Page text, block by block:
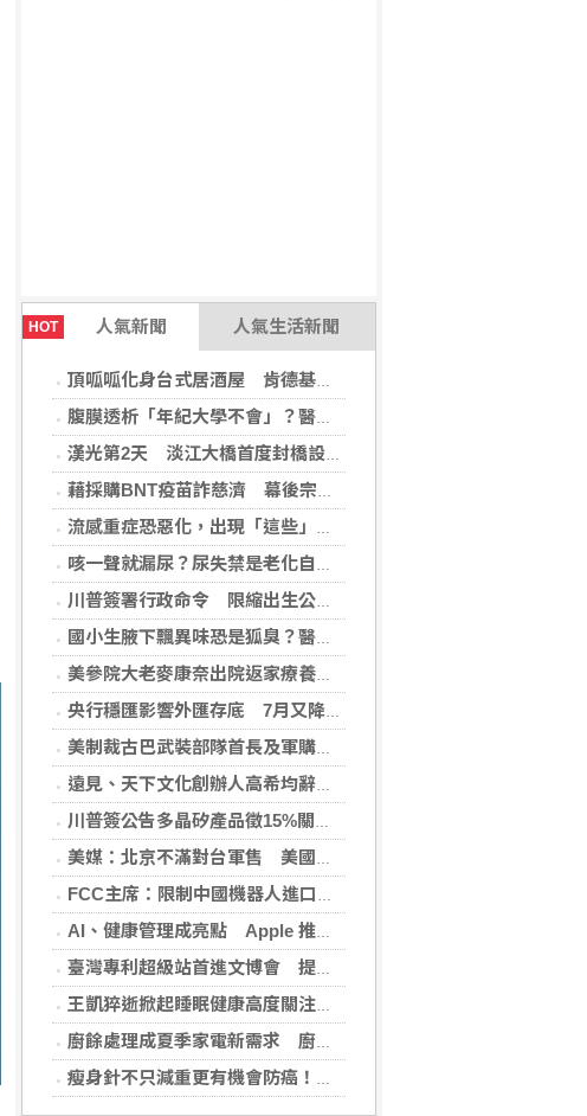
HOT 人氣新聞 人氣生活新聞
頂呱呱化身台式居酒屋 肯德基聯名EVA攻漫迷
腹膜透析「年紀大學不會」？醫：年齡並非限制 評估還要看3面向
漢光第2天 淡江大橋首度封橋設3防線阻敵直衝中樞
藉採購BNT疫苗詐慈濟 幕後宗教團體夫婦接押禁見
流感重症恐惡化，出現「這些」症狀別再等！醫籲：別因非流感季就掉以輕心
咳一聲就漏尿？尿失禁是老化自然現象？醫揭：不同尿失禁的治療方式
川普簽署行政命令 限縮出生公民權並禁生育旅遊
國小生腋下飄異味恐是狐臭？醫：若伴青春期徵象應評估性早熟
美參院大老麥康奈出院返家療養 未透露何時重返國會
央行穩匯影響外匯存底 7月又降破6000億美元
美制裁古巴武裝部隊首長及軍購網絡 駐中俄武官在列
遠見、天下文化創辦人高希均辭世 留下華人世界珍貴思想遺產
川普簽公告多晶矽產品徵15%關稅 設定最低進口價
美媒：北京不滿對台軍售 美國防官員訪中受阻
FCC主席：限制中國機器人進口 旨在提振美國產能
AI、健康管理成亮點 Apple 推薦多元裝置迎接父親
臺灣專利超級站首進文博會 提供免費智財諮詢助創作者護創意
王凱猝逝掀起睡眠健康高度關注！醫籲：最危險的不是熬夜，而是「這個」錯覺
廚餘處理成夏季家電新需求 廚餘機優惠搭地方補助最高省近萬元
瘦身針不只減重更有機會防癌！無糖尿病肥胖者使用GLP-1藥物 罹癌風險顯著下降